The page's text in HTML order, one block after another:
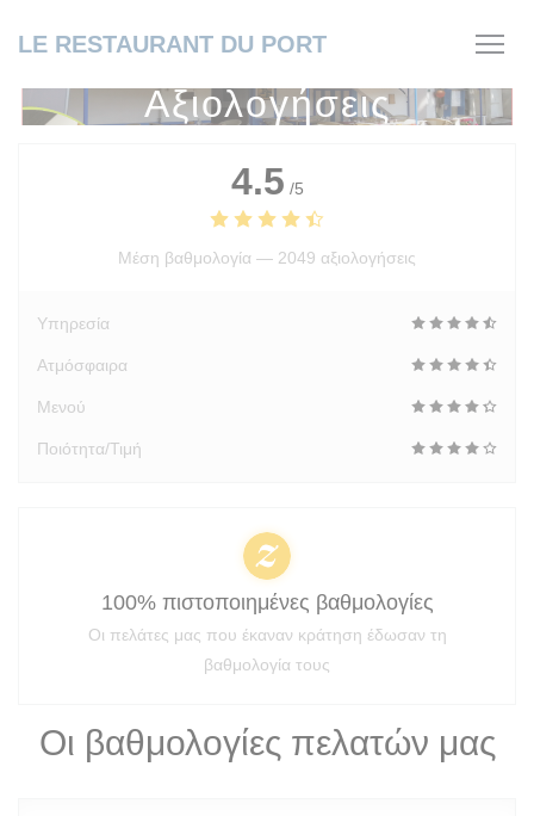
LE RESTAURANT DU PORT
Αξιολογήσεις
Οι βαθμολογίες πελατών μας
4.5 /5
Μέση βαθμολογία — 2049 αξιολογήσεις
Υπηρεσία
Ατμόσφαιρα
Μενού
Ποιότητα/Τιμή
100% πιστοποιημένες βαθμολογίες
Οι πελάτες μας που έκαναν κράτηση έδωσαν τη
βαθμολογία τους